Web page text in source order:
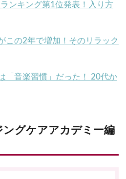
ンキング第1位発表！入り方
この2年で増加！そのリラック
「音楽習慣」だった！ 20代か
ングケアアカデミー編